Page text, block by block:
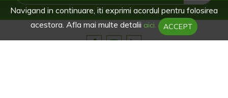
Navigand in continuare, iti exprimi acordul pentru folosirea
acestora. Afla mai multe detalii aici. ACCEPT